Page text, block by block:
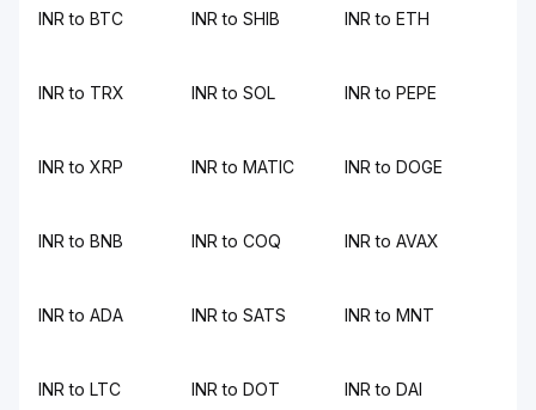
INR to BTC INR to SHIB INR to ETH
INR to TRX INR to SOL INR to PEPE
INR to XRP INR to MATIC INR to DOGE
INR to BNB INR to COQ INR to AVAX
INR to ADA INR to SATS INR to MNT
INR to LTC INR to DOT INR to DAI